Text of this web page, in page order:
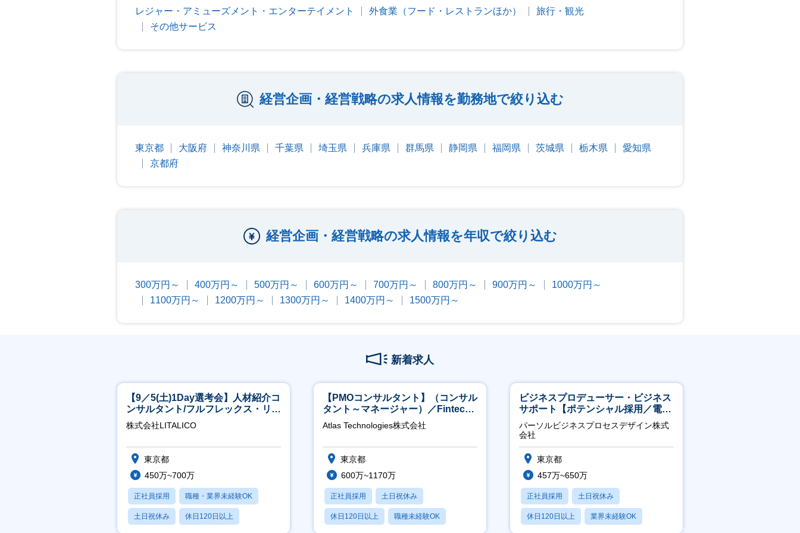
レジャー・アミューズメント・エンターテイメント 外食業（フード・レストランほか）
旅行・観光
その他サービス
経営企画・経営戦略の求人情報を勤務地で絞り込む
東京都 大阪府 神奈川県 千葉県 埼玉県 兵庫県 群馬県 静岡県 福岡県 茨城県 栃木県
愛知県
京都府
経営企画・経営戦略の求人情報を年収で絞り込む
300万円～ 400万円～ 500万円～ 600万円～ 700万円～ 800万円～ 900万円～
1000万円～
1100万円～
1200万円～ 1300万円～ 1400万円～ 1500万円～
新着求人
【9／5(土)1Day選考会】人材紹介コ
ンサルタント/フルフレックス・リモ
ート/育休最長6年取得可
株式会社LITALICO
東京都
450万~700万
正社員採用 職種・業界未経験OK
土日祝休み 休日120日以上
【PMOコンサルタント】（コンサル
タント～マネージャー）／Fintech
領域／設立5年弱で上場
Atlas Technologies株式会社
東京都
600万~1170万
正社員採用 土日祝休み
休日120日以上 職種未経験OK
ビジネスプロデューサー・ビジネス
サポート【ポテンシャル採用／電
力・ガス等の民間向けプロジェクト
推進】
パーソルビジネスプロセスデザイン株式
会社
東京都
457万~650万
正社員採用 土日祝休み
休日120日以上 業界未経験OK